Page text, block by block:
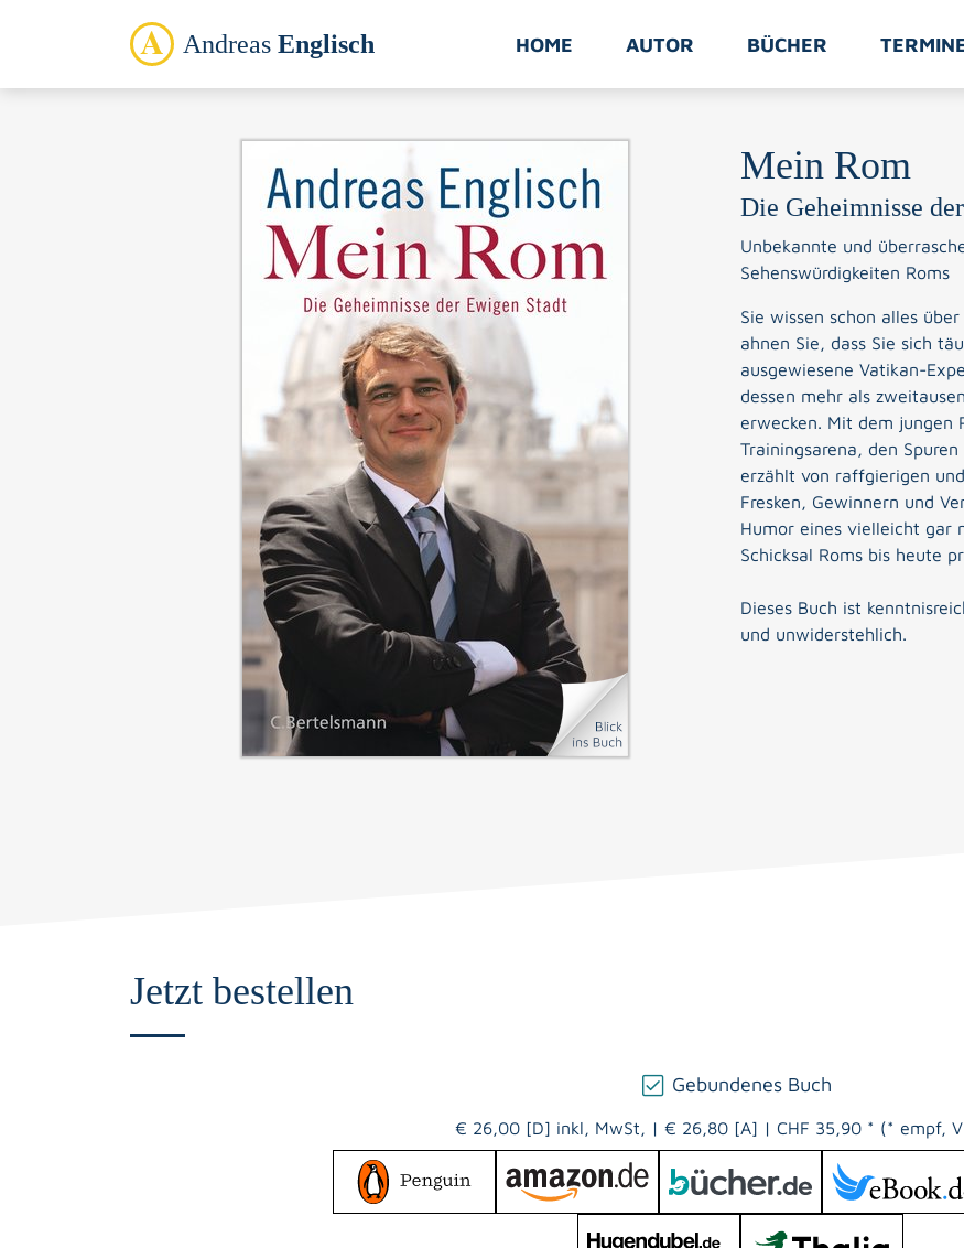
Andreas Englisch HOME AUTOR BÜCHER
Mein Rom
Die Geheimnisse
Unbekannte und
Sehenswürdigkeiten Roms
Sie wissen schon alles
ahnen Sie, dass Sie sich
ausgewiesene Vatikan-
dessen mehr als
erwecken. Mit dem jungen
Trainingsarena, den
erzählt von raffgierigen
Fresken, Gewinnern und
Humor eines vielleicht gar
Schicksal Roms bis heute
Dieses Buch ist
und unwiderstehlich.
Jetzt bestellen
Gebundenes Buch
€ 26,00 [D] inkl, MwSt, | € 26,80 [A] | CHF 35,90 * (* empf,